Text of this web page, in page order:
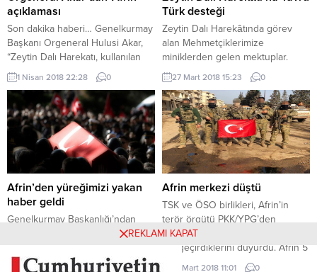
Terörü kaynağında...
Kuvvetleri (TSK) birlikleri, Afrin’in
Hacıhasanlı bölgesinde arama...
açıklaması
Son dakika haberi… Genelkurmay
Başkanı Orgeneral Hulusi Akar,
“Zeytin Dalı Harekatı, kullanılan
silah ve mühimmat dahil
uluslararası hukuka ve terörle
mücadele esaslarına uygun
olarak sürdürülüyor.” ifadelerini
kullandı Genelkurmay
Başkanlığından yapılan
bilgilendirmeye göre, Orgeneral
Akar, Kara Kuvvetleri Komutanı
Orgeneral Yaşar Güler, Hava
Kuvvetleri Komutanı Orgeneral
Hasan Küçükakyüz ve 2’nci Ordu
1 Nisan 2018 22:28 0
Türk desteği
Zeytin Dalı Harekâtında görev
alan Mehmetçiklerimize
miniklerden gelen mektuplar.
27 Mart 2018 15:23 0
Afrin’den yüreğimizi yakan
haber geldi
Genelkurmay Başkanlığı’ndan
yapılan açıklamada, “Zeytin Dalı
2018 tarihinde icra edilen arama-
22 Mart 2018 17:09 0
Afrin merkezi düştü
TSK ve ÖSO birlikleri, Afrin’in
terör örgütü PKK/YPG’den
temizlendiğini ve şehir merkezini
ele geçirdiklerini duyurdu. Afrin 5
saatlik bir operasyonun ardından
18 Mart 2018 11:01 0
REKLAMI KAPAT